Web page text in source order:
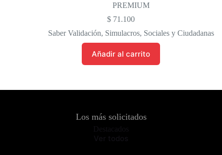
PREMIUM
$ 71.100
Saber Validación, Simulacros, Sociales y Ciudadanas
Añadir al carrito
Los más solicitados